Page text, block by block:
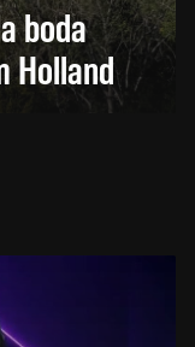
boda
Holland